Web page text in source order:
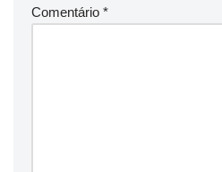
Comentário *